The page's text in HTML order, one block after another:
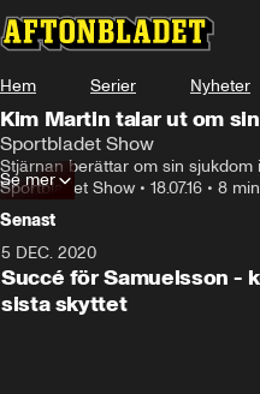
Hem Serier Nyheter
Kim Martin talar ut om
Sportbladet Show
Stjärnan berättar om sin sjukdom
Sportbladet Show • 18.07.16 • 8 min
Se mer
Senast
5 DEC. 2020
Succé för Samuelsson -
sista skyttet